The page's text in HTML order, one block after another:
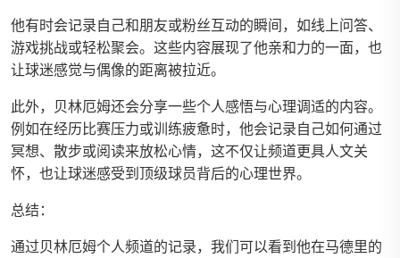
他有时会记录自己和朋友或粉丝互动的瞬间，如线上问答、
游戏挑战或轻松聚会。这些内容展现了他亲和力的一面，也
让球迷感觉与偶像的距离被拉近。
此外，贝林厄姆还会分享一些个人感悟与心理调适的内容。
例如在经历比赛压力或训练疲惫时，他会记录自己如何通过
冥想、散步或阅读来放松心情，这不仅让频道更具人文关
怀，也让球迷感受到顶级球员背后的心理世界。
总结：
通过贝林厄姆个人频道的记录，我们可以看到他在马德里的